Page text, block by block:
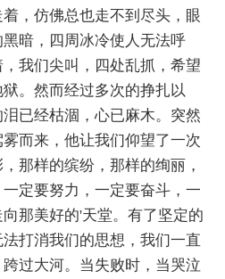
，仿佛总也走不到尽头，眼
暗，四周冰冷使人无法呼
我们尖叫，四处乱抓，希望
。然而经过多次的挣扎以
已经枯涸，心已麻木。突然
而来，他让我们仰望了一次
那样的缤纷，那样的绚丽，
定要努力，一定要奋斗，一
那美好的'天堂。有了坚定的
打消我们的思想，我们一直
过大河。当失败时，当哭泣